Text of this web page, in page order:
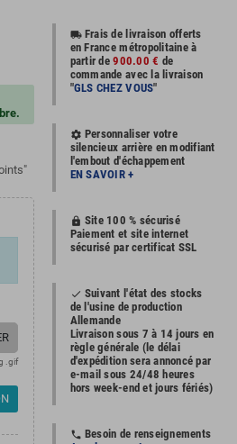
.gif
local_shippingFrais de livraison offerts
en France métropolitaine à
partir de900.00 € de
commande avec la livraison
"GLS CHEZ VOUS"
settings Personnaliser votre
silencieux arrière en modifiant
l'embout d'échappement
EN SAVOIR +
https Site 100 % sécurisé
Paiement et site internet
sécurisé par certificat SSL
done Suivant l'état des stocks
de l'usine de production
Allemande
Livraison sous 7 à 14 jours en
règle générale (le délai
d'expédition sera annoncé par
e-mail sous 24/48 heures
hors week-end et jours fériés)
phone Besoin de renseignements